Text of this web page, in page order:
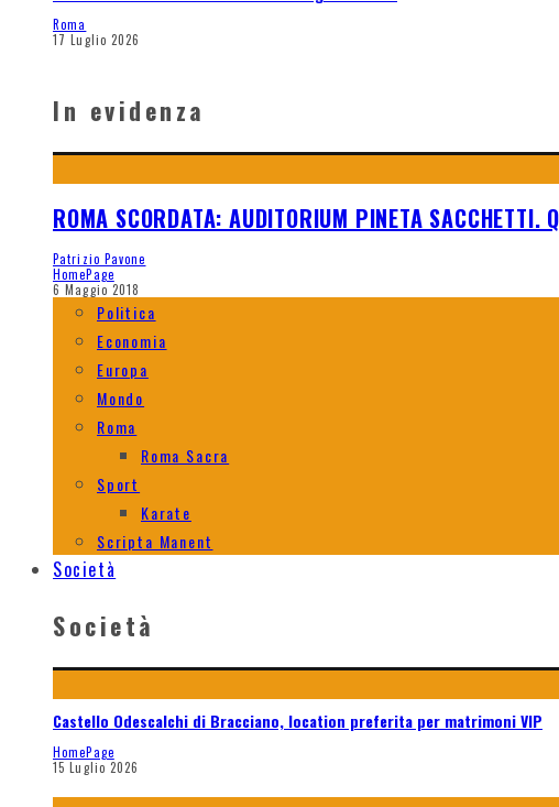
Roma
17 Luglio 2026
In evidenza
ROMA SCORDATA: AUDITORIUM PINETA SACCHETTI.
Patrizio Pavone
HomePage
6 Maggio 2018
Politica
Economia
Europa
Mondo
Roma
Roma Sacra
Sport
Karate
Scripta Manent
Società
Società
Castello Odescalchi di Bracciano, location preferita per matrimoni VIP
HomePage
15 Luglio 2026